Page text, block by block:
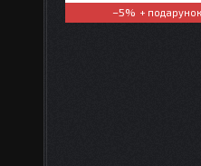
–5%